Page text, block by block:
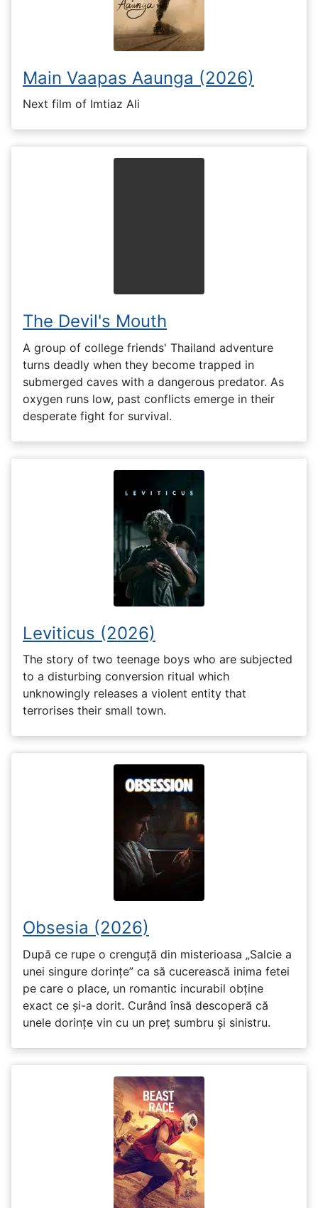
Main Vaapas Aaunga (2026)
Next film of Imtiaz Ali
The Devil's Mouth
A group of college friends' Thailand adventure
turns deadly when they become trapped in
submerged caves with a dangerous predator. As
oxygen runs low, past conflicts emerge in their
desperate fight for survival.
Leviticus (2026)
The story of two teenage boys who are subjected
to a disturbing conversion ritual which
unknowingly releases a violent entity that
terrorises their small town.
Obsesia (2026)
După ce rupe o crenguță din misterioasa „Salcie a
unei singure dorințe” ca să cucerească inima fetei
pe care o place, un romantic incurabil obține
exact ce și-a dorit. Curând însă descoperă că
unele dorințe vin cu un preț sumbru și sinistru.